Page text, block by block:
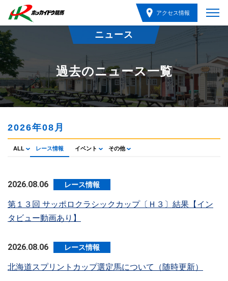
アクセス情報
ニュース
過去のニュース一覧
2026年08月
ALL レース情報 イベント その他
2026.08.06 レース情報
第１３回 サッポロクラシックカップ〔Ｈ３〕結果【イン
タビュー動画あり】
2026.08.06 レース情報
北海道スプリントカップ選定馬について（随時更新）